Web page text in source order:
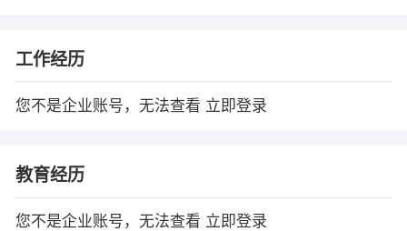
工作经历
您不是企业账号，无法查看 立即登录
教育经历
您不是企业账号，无法查看 立即登录